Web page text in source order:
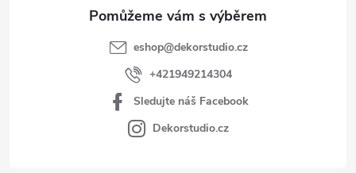
eshop@dekorstudio.cz
+421949214304
Sledujte náš Facebook
Dekorstudio.cz